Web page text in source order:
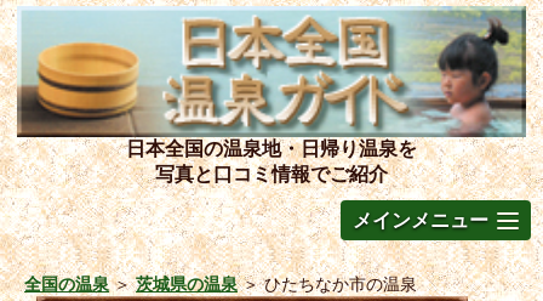
日本全国の温泉地・日帰り温泉を
写真と口コミ情報でご紹介
メインメニュー
全国の温泉＞茨城県の温泉＞ひたちなか市の温泉